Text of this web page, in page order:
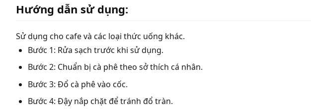
Hướng dẫn sử dụng:
Sử dụng cho cafe và các loại thức uống khác.
Bước 1: Rửa sạch trước khi sử dụng.
Bước 2: Chuẩn bị cà phê theo sở thích cá nhân.
Bước 3: Đổ cà phê vào cốc.
Bước 4: Đậy nắp chặt để tránh đổ tràn.